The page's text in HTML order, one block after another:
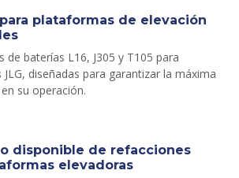
plataformas de elevación
de baterías L16, J305 y T105 para
diseñadas para garantizar la máxima
su operación.
disponible de refacciones
elevadoras